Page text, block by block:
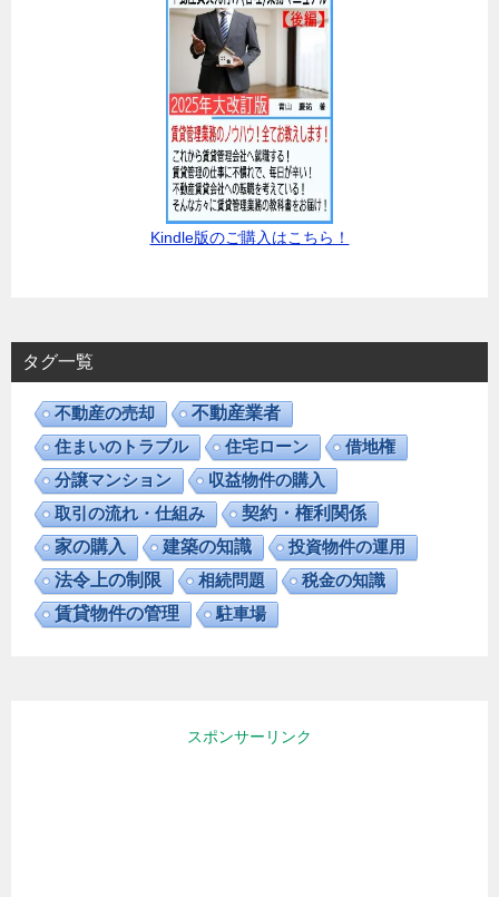
Kindle版のご購入はこちら！
タグ一覧
不動産の売却
不動産業者
住まいのトラブル
住宅ローン
借地権
分譲マンション
収益物件の購入
取引の流れ・仕組み
契約・権利関係
家の購入
建築の知識
投資物件の運用
法令上の制限
相続問題
税金の知識
賃貸物件の管理
駐車場
スポンサーリンク